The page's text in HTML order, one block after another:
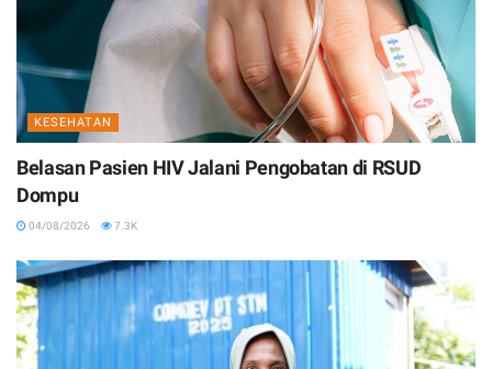
KESEHATAN
Belasan Pasien HIV Jalani Pengobatan di RSUD
Dompu
04/08/2026 7.3K